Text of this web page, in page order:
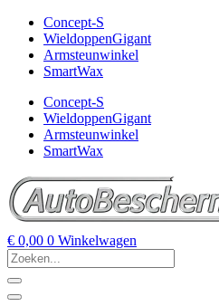
Concept-S
WieldoppenGigant
Armsteunwinkel
SmartWax
Concept-S
WieldoppenGigant
Armsteunwinkel
SmartWax
€ 0,00 0 Winkelwagen